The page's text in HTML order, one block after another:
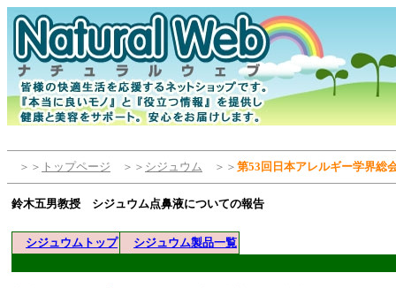
＞＞ トップページ ＞＞ シジュウム ＞＞ 第53回日本アレルギー学界総
鈴木五男教授 シジュウム点鼻液についての報告
シジュウムトップ シジュウム製品一覧